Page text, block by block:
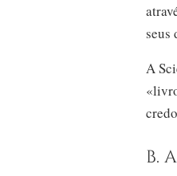
seus
A
B.